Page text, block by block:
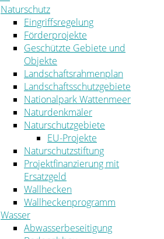
Naturschutz
Eingriffsregelung
Förderprojekte
Geschützte Gebiete und
Objekte
Landschaftsrahmenplan
Landschaftsschutzgebiete
Nationalpark Wattenmeer
Naturdenkmäler
Naturschutzgebiete
EU-Projekte
Naturschutzstiftung
Projektfinanzierung mit
Ersatzgeld
Wallhecken
Wallheckenprogramm
Wasser
Abwasserbeseitigung